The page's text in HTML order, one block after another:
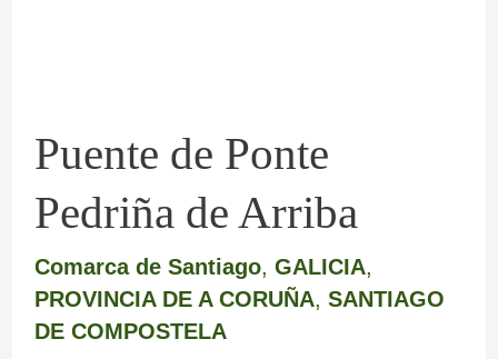
Puente de Ponte
Pedriña de Arriba
Comarca de Santiago, GALICIA,
PROVINCIA DE A CORUÑA, SANTIAGO
DE COMPOSTELA